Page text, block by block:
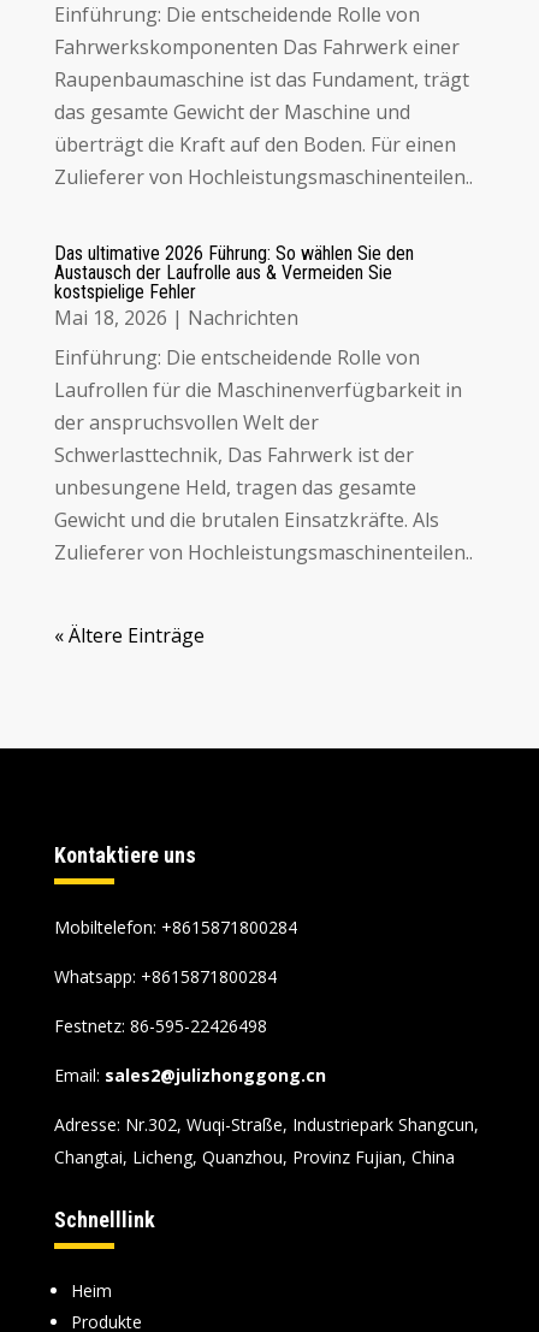
Einführung: Die entscheidende Rolle von
Fahrwerkskomponenten Das Fahrwerk einer
Raupenbaumaschine ist das Fundament, trägt
das gesamte Gewicht der Maschine und
überträgt die Kraft auf den Boden. Für einen
Zulieferer von Hochleistungsmaschinenteilen..
Das ultimative 2026 Führung: So wählen Sie den
Austausch der Laufrolle aus & Vermeiden Sie
kostspielige Fehler
Mai 18, 2026 | Nachrichten
Einführung: Die entscheidende Rolle von
Laufrollen für die Maschinenverfügbarkeit in
der anspruchsvollen Welt der
Schwerlasttechnik, Das Fahrwerk ist der
unbesungene Held, tragen das gesamte
Gewicht und die brutalen Einsatzkräfte. Als
Zulieferer von Hochleistungsmaschinenteilen..
« Ältere Einträge
Kontaktiere uns
Mobiltelefon: +8615871800284
Whatsapp: +8615871800284
Festnetz: 86-595-22426498
Email: sales2@julizhonggong.cn
Adresse: Nr.302, Wuqi-Straße, Industriepark Shangcun,
Changtai, Licheng, Quanzhou, Provinz Fujian, China
Schnelllink
Heim
Produkte